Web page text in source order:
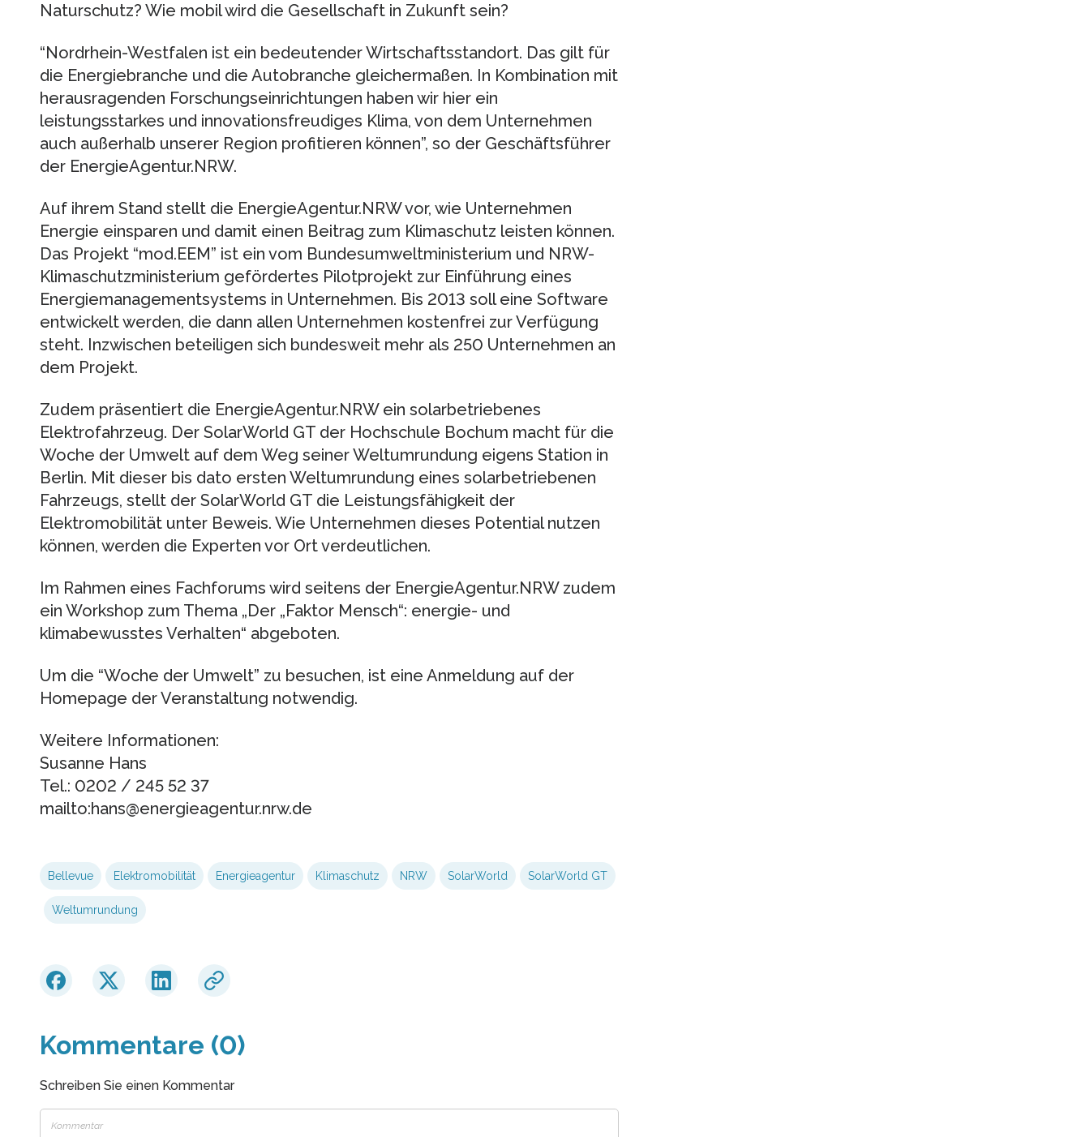
Naturschutz? Wie mobil wird die Gesellschaft in Zukunft sein?
“Nordrhein-Westfalen ist ein bedeutender Wirtschaftsstandort. Das gilt für
die Energiebranche und die Autobranche gleichermaßen. In Kombination mit
herausragenden Forschungseinrichtungen haben wir hier ein
leistungsstarkes und innovationsfreudiges Klima, von dem Unternehmen
auch außerhalb unserer Region profitieren können”, so der Geschäftsführer
der EnergieAgentur.NRW.
Auf ihrem Stand stellt die EnergieAgentur.NRW vor, wie Unternehmen
Energie einsparen und damit einen Beitrag zum Klimaschutz leisten können.
Das Projekt “mod.EEM” ist ein vom Bundesumweltministerium und NRW-
Klimaschutzministerium gefördertes Pilotprojekt zur Einführung eines
Energiemanagementsystems in Unternehmen. Bis 2013 soll eine Software
entwickelt werden, die dann allen Unternehmen kostenfrei zur Verfügung
steht. Inzwischen beteiligen sich bundesweit mehr als 250 Unternehmen an
dem Projekt.
Zudem präsentiert die EnergieAgentur.NRW ein solarbetriebenes
Elektrofahrzeug. Der SolarWorld GT der Hochschule Bochum macht für die
Woche der Umwelt auf dem Weg seiner Weltumrundung eigens Station in
Berlin. Mit dieser bis dato ersten Weltumrundung eines solarbetriebenen
Fahrzeugs, stellt der SolarWorld GT die Leistungsfähigkeit der
Elektromobilität unter Beweis. Wie Unternehmen dieses Potential nutzen
können, werden die Experten vor Ort verdeutlichen.
Im Rahmen eines Fachforums wird seitens der EnergieAgentur.NRW zudem
ein Workshop zum Thema „Der „Faktor Mensch“: energie- und
klimabewusstes Verhalten“ abgeboten.
Um die “Woche der Umwelt” zu besuchen, ist eine Anmeldung auf der
Homepage der Veranstaltung notwendig.
Weitere Informationen:
Susanne Hans
Tel.: 0202 / 245 52 37
mailto:hans@energieagentur.nrw.de
Bellevue Elektromobilität Energieagentur Klimaschutz NRW SolarWorld SolarWorld GT
Weltumrundung
Kommentare (0)
Schreiben Sie einen Kommentar